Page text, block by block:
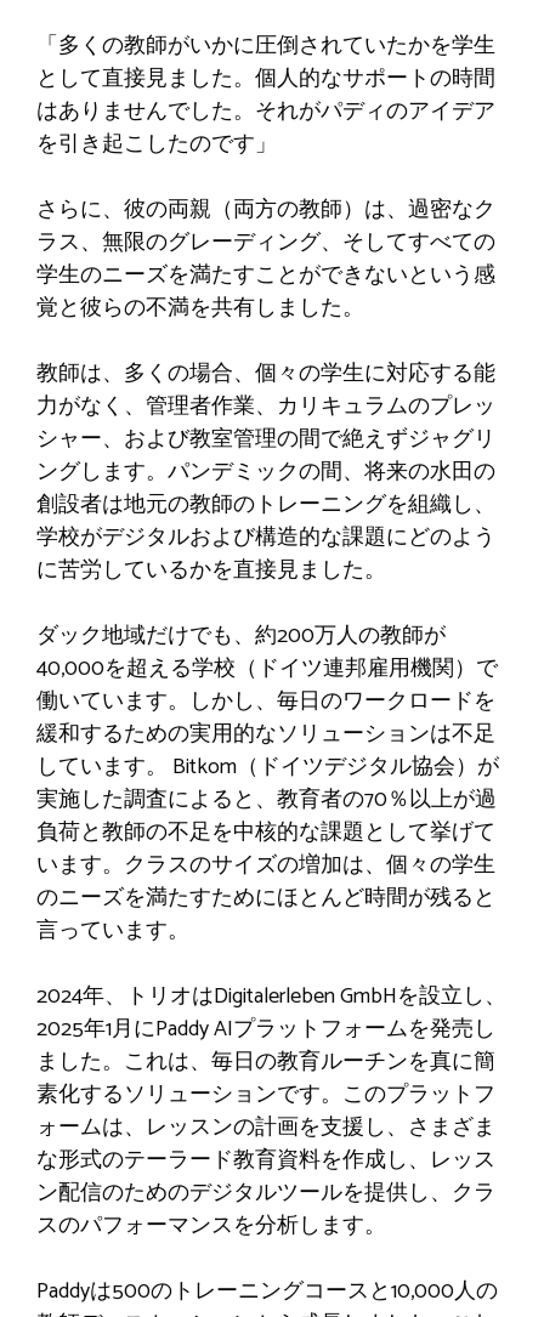
「多くの教師がいかに圧倒されていたかを学生
として直接見ました。個人的なサポートの時間
はありませんでした。それがパディのアイデア
を引き起こしたのです」
さらに、彼の両親（両方の教師）は、過密なク
ラス、無限のグレーディング、そしてすべての
学生のニーズを満たすことができないという感
覚と彼らの不満を共有しました。
教師は、多くの場合、個々の学生に対応する能
力がなく、管理者作業、カリキュラムのプレッ
シャー、および教室管理の間で絶えずジャグリ
ングします。パンデミックの間、将来の水田の
創設者は地元の教師のトレーニングを組織し、
学校がデジタルおよび構造的な課題にどのよう
に苦労しているかを直接見ました。
ダック地域だけでも、約200万人の教師が
40,000を超える学校（ドイツ連邦雇用機関）で
働いています。しかし、毎日のワークロードを
緩和するための実用的なソリューションは不足
しています。 Bitkom（ドイツデジタル協会）が
実施した調査によると、教育者の70％以上が過
負荷と教師の不足を中核的な課題として挙げて
います。クラスのサイズの増加は、個々の学生
のニーズを満たすためにほとんど時間が残ると
言っています。
2024年、トリオはDigitalerleben GmbHを設立し、
2025年1月にPaddy AIプラットフォームを発売し
ました。これは、毎日の教育ルーチンを真に簡
素化するソリューションです。このプラットフ
ォームは、レッスンの計画を支援し、さまざま
な形式のテーラード教育資料を作成し、レッス
ン配信のためのデジタルツールを提供し、クラ
スのパフォーマンスを分析します。
Paddyは500のトレーニングコースと10,000人の